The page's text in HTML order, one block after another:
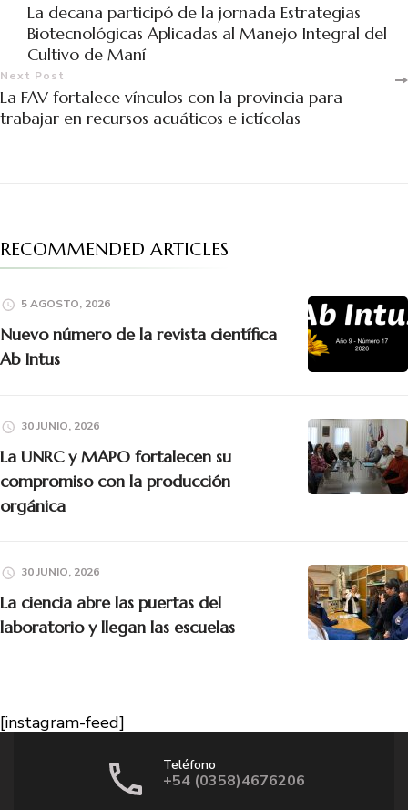
La decana participó de la jornada Estrategias
Biotecnológicas Aplicadas al Manejo Integral del
Cultivo de Maní
Next Post
La FAV fortalece vínculos con la provincia para
trabajar en recursos acuáticos e ictícolas
RECOMMENDED ARTICLES
5 AGOSTO, 2026
Nuevo número de la revista científica
Ab Intus
30 JUNIO, 2026
La UNRC y MAPO fortalecen su
compromiso con la producción
orgánica
30 JUNIO, 2026
La ciencia abre las puertas del
laboratorio y llegan las escuelas
[instagram-feed]
Teléfono
+54 (0358)4676206